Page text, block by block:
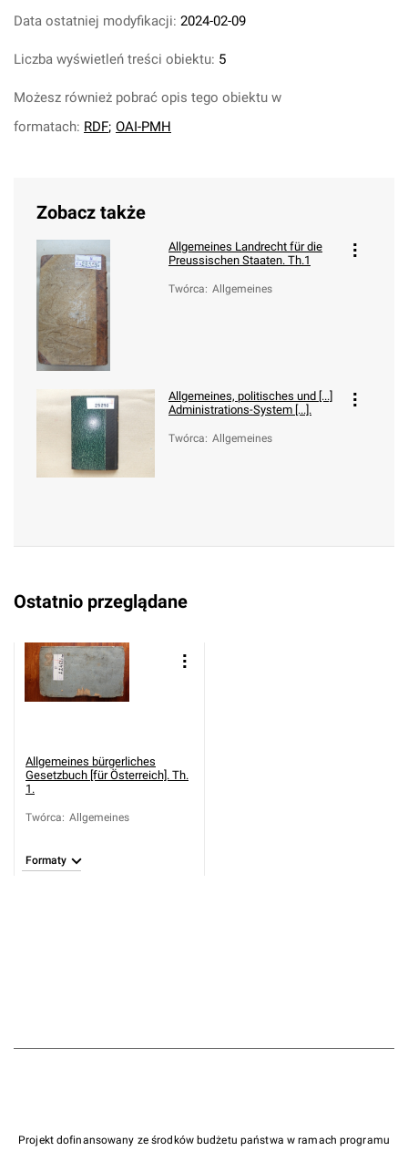
Data ostatniej modyfikacji: 2024-02-09
Liczba wyświetleń treści obiektu: 5
Możesz również pobrać opis tego obiektu w
formatach: RDF; OAI-PMH
Zobacz także
Allgemeines Landrecht für die
Preussischen Staaten. Th.1
Twórca: Allgemeines
Allgemeines, politisches und [...]
Administrations-System [...].
Twórca: Allgemeines
Ostatnio przeglądane
Allgemeines bürgerliches
Gesetzbuch [für Österreich]. Th.
1.
Twórca: Allgemeines
Formaty
Projekt dofinansowany ze środków budżetu państwa w ramach programu